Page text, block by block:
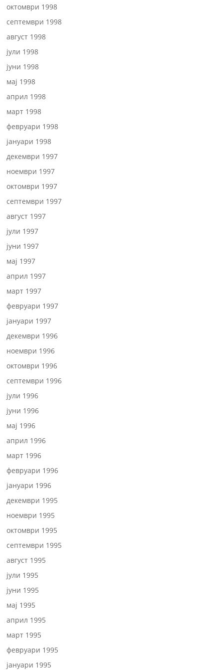
октомври 1998
септември 1998
август 1998
јули 1998
јуни 1998
мај 1998
април 1998
март 1998
февруари 1998
јануари 1998
декември 1997
ноември 1997
октомври 1997
септември 1997
август 1997
јули 1997
јуни 1997
мај 1997
април 1997
март 1997
февруари 1997
јануари 1997
декември 1996
ноември 1996
октомври 1996
септември 1996
јули 1996
јуни 1996
мај 1996
април 1996
март 1996
февруари 1996
јануари 1996
декември 1995
ноември 1995
октомври 1995
септември 1995
август 1995
јули 1995
јуни 1995
мај 1995
април 1995
март 1995
февруари 1995
јануари 1995